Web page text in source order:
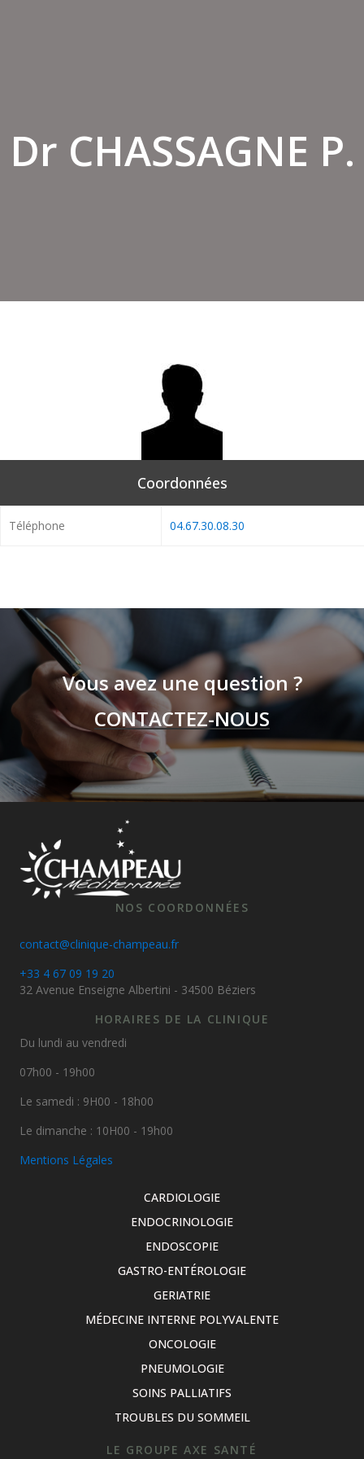
Dr CHASSAGNE P.
Coordonnées
Téléphone 04.67.30.08.30
Vous avez une question ?
CONTACTEZ-NOUS
NOS COORDONNÉES
contact@clinique-champeau.fr
+33 4 67 09 19 20
32 Avenue Enseigne Albertini - 34500 Béziers
HORAIRES DE LA CLINIQUE
Du lundi au vendredi
07h00 - 19h00
Le samedi : 9H00 - 18h00
Le dimanche : 10H00 - 19h00
Mentions Légales
CARDIOLOGIE
ENDOCRINOLOGIE
ENDOSCOPIE
GASTRO-ENTÉROLOGIE
GERIATRIE
MÉDECINE INTERNE POLYVALENTE
ONCOLOGIE
PNEUMOLOGIE
SOINS PALLIATIFS
TROUBLES DU SOMMEIL
LE GROUPE AXE SANTÉ